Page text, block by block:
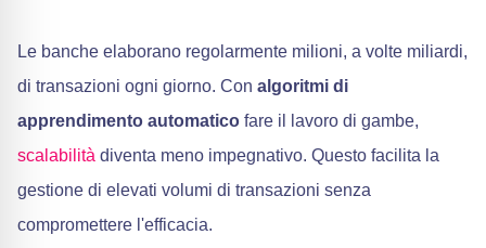
Le banche elaborano regolarmente milioni, a volte miliardi,
di transazioni ogni giorno. Con algoritmi di
apprendimento automatico fare il lavoro di gambe,
scalabilità diventa meno impegnativo. Questo facilita la
gestione di elevati volumi di transazioni senza
compromettere l'efficacia.